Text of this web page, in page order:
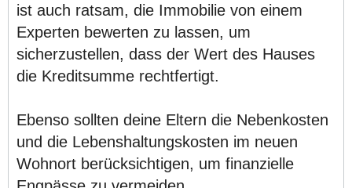
ist auch ratsam, die Immobilie von einem
Experten bewerten zu lassen, um
sicherzustellen, dass der Wert des Hauses
die Kreditsumme rechtfertigt.
Ebenso sollten deine Eltern die Nebenkosten
und die Lebenshaltungskosten im neuen
Wohnort berücksichtigen, um finanzielle